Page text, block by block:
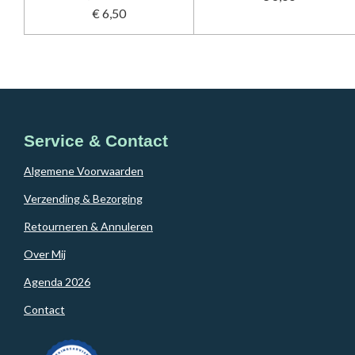
€ 6,50
Service & Contact
Algemene Voorwaarden
Verzending & Bezorging
Retourneren & Annuleren
Over Mij
Agenda 2026
Contact